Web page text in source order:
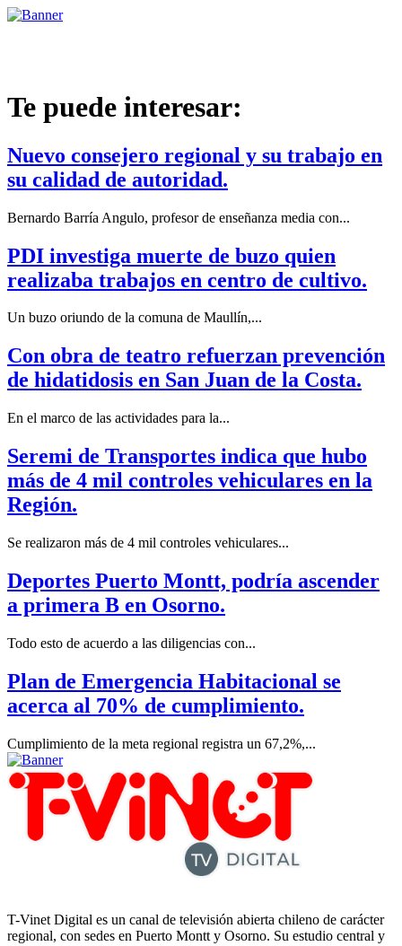
Te puede interesar:
Nuevo consejero regional y su trabajo en
su calidad de autoridad.
Bernardo Barría Angulo, profesor de enseñanza media con...
PDI investiga muerte de buzo quien
realizaba trabajos en centro de cultivo.
Un buzo oriundo de la comuna de Maullín,...
Con obra de teatro refuerzan prevención
de hidatidosis en San Juan de la Costa.
En el marco de las actividades para la...
Seremi de Transportes indica que hubo
más de 4 mil controles vehiculares en la
Región.
Se realizaron más de 4 mil controles vehiculares...
Deportes Puerto Montt, podría ascender
a primera B en Osorno.
Todo esto de acuerdo a las diligencias con...
Plan de Emergencia Habitacional se
acerca al 70% de cumplimiento.
Cumplimiento de la meta regional registra un 67,2%,...
T-Vinet Digital es un canal de televisión abierta chileno de carácter
regional, con sedes en Puerto Montt y Osorno. Su estudio central y